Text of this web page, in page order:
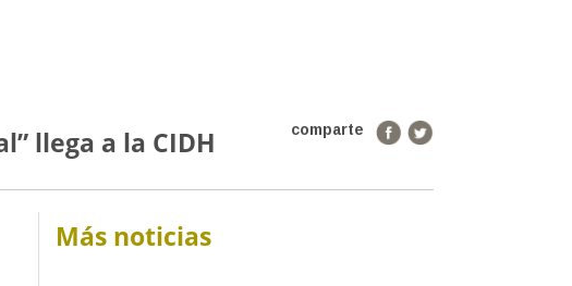
comparte
llega a la CIDH
Más noticias